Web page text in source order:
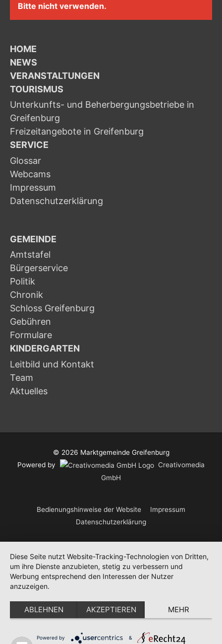
Bitte nicht verwenden.
HOME
NEWS
VERANSTALTUNGEN
TOURISMUS
Unterkunfts- und Beherbergungsbetriebe in
Greifenburg
Freizeitangebote in Greifenburg
SERVICE
Glossar
Webcams
Impressum
Datenschutzerklärung
GEMEINDE
Amtstafel
Bürgerservice
Politik
Chronik
Schloss Greifenburg
Gebühren
Formulare
KINDERGARTEN
Leitbild und Kontakt
Team
Aktuelles
© 2026 Marktgemeinde Greifenburg
Powered by
Creativomedia
GmbH
Bedienungshinweise der Website
Impressum
Datenschutzerklärung
Diese Seite nutzt Website-Tracking-Technologien von Dritten,
um ihre Dienste anzubieten, stetig zu verbessern und
Werbung entsprechend den Interessen der Nutzer
anzuzeigen.
ABLEHNEN AKZEPTIEREN MEHR
Powered by &